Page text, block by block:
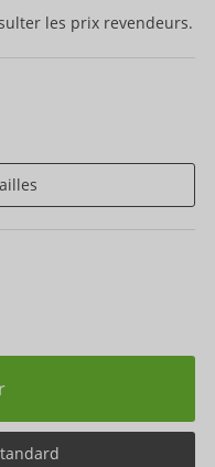
les prix revendeurs.